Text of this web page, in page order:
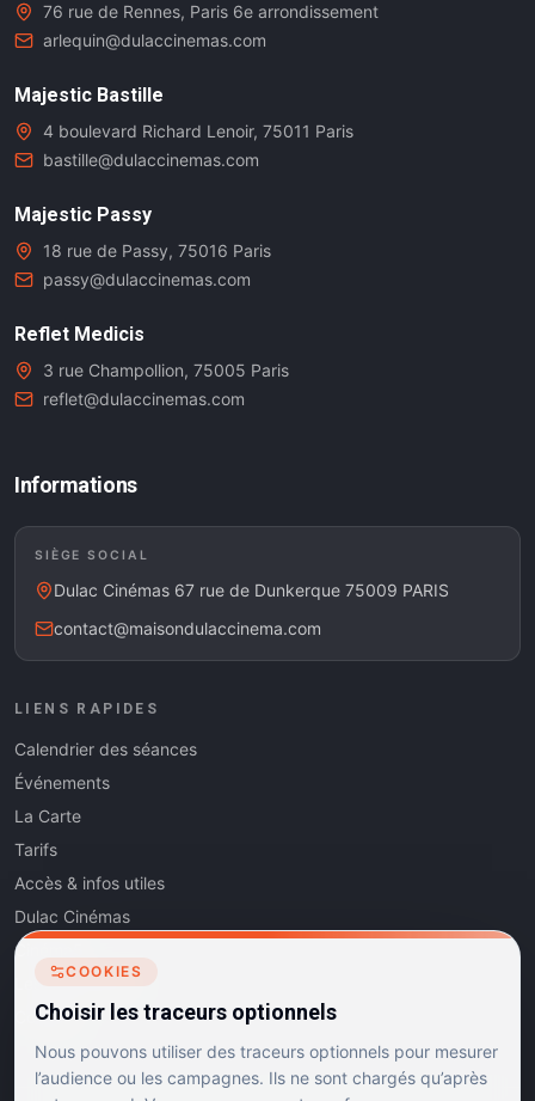
76 rue de Rennes, Paris 6e arrondissement
arlequin@dulaccinemas.com
Majestic Bastille
4 boulevard Richard Lenoir, 75011 Paris
bastille@dulaccinemas.com
Majestic Passy
18 rue de Passy, 75016 Paris
passy@dulaccinemas.com
Reflet Medicis
3 rue Champollion, 75005 Paris
reflet@dulaccinemas.com
Informations
SIÈGE SOCIAL
Dulac Cinémas 67 rue de Dunkerque 75009 PARIS
contact@maisondulaccinema.com
LIENS RAPIDES
Calendrier des séances
Événements
La Carte
Tarifs
Accès & infos utiles
Dulac Cinémas
Cinéma5
Les Dits de l'Art
Contact
COOKIES
Choisir les traceurs optionnels
Nous pouvons utiliser des traceurs optionnels pour mesurer
l’audience ou les campagnes. Ils ne sont chargés qu’après